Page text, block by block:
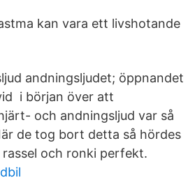
kan vara ett livshotande
andningsljudet; öppnandet
i början över att
och andningsljud var så
de tog bort detta så hördes
rassel och ronki perfekt.